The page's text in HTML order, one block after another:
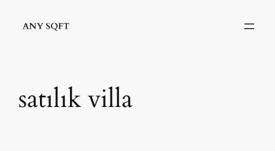
satılık villa